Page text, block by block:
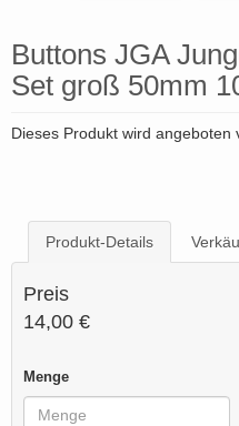
Buttons JGA
Set groß 50mm
Dieses Produkt wird angeboten
Produkt-Details
Preis
14,00 €
Menge